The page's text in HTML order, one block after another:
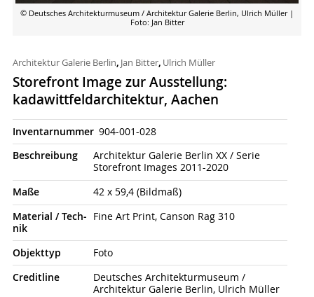
© Deutsches Architekturmuseum / Architektur Galerie Berlin, Ulrich Müller |
Foto: Jan Bitter
Architektur Galerie Berlin, Jan Bitter, Ulrich Müller
Storefront Image zur Ausstellung:
kadawittfeldarchitektur, Aachen
Inventarnummer 904-001-028
Beschrei­bung
Architektur Galerie Berlin XX / Serie
Storefront Images 2011-2020
Maße
42 x 59,4 (Bildmaß)
Material / Tech­
nik
Fine Art Print, Canson Rag 310
Objekt­typ
Foto
Credit­line
Deutsches Architekturmuseum /
Architektur Galerie Berlin, Ulrich Müller